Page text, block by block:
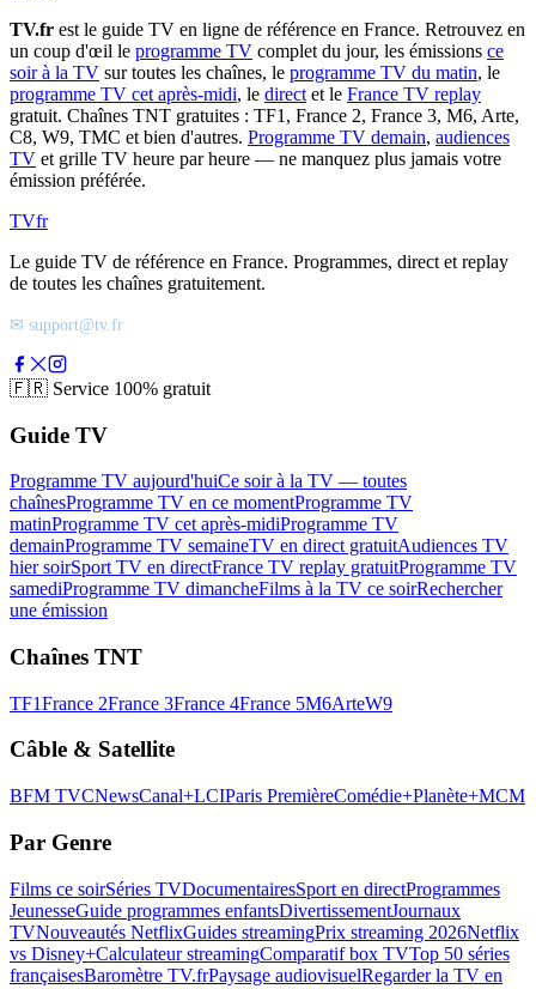
TV.fr est le guide TV en ligne de référence en France. Retrouvez en
un coup d'œil le programme TV complet du jour, les émissions ce
soir à la TV sur toutes les chaînes, le programme TV du matin, le
programme TV cet après-midi, le direct et le France TV replay
gratuit. Chaînes TNT gratuites : TF1, France 2, France 3, M6, Arte,
C8, W9, TMC et bien d'autres. Programme TV demain, audiences
TV et grille TV heure par heure — ne manquez plus jamais votre
émission préférée.
TVfr
Le guide TV de référence en France. Programmes, direct et replay
de toutes les chaînes gratuitement.
✉ support@tv.fr
🇫🇷 Service 100% gratuit
Guide TV
Programme TV aujourd'huiCe soir à la TV — toutes
chaînesProgramme TV en ce momentProgramme TV
matinProgramme TV cet après-midiProgramme TV
demainProgramme TV semaineTV en direct gratuitAudiences TV
hier soirSport TV en directFrance TV replay gratuitProgramme TV
samediProgramme TV dimancheFilms à la TV ce soirRechercher
une émission
Chaînes TNT
TF1France 2France 3France 4France 5M6ArteW9
Câble & Satellite
BFM TVCNewsCanal+LCIParis PremièreComédie+Planète+MCM
Par Genre
Films ce soirSéries TVDocumentairesSport en directProgrammes
JeunesseGuide programmes enfantsDivertissementJournaux
TVNouveautés NetflixGuides streamingPrix streaming 2026Netflix
vs Disney+Calculateur streamingComparatif box TVTop 50 séries
françaisesBaromètre TV.frPaysage audiovisuelRegarder la TV en